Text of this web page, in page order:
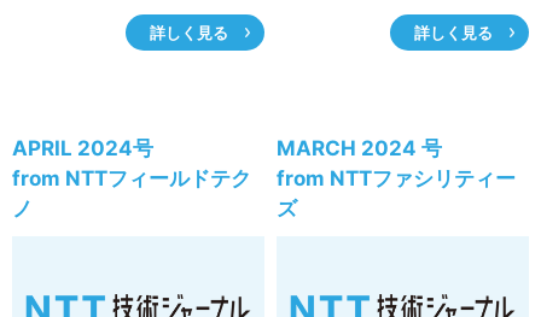
合を開催しました。世界各国
から約350名のメンバーが参加
日には、IOWN GF主催の初め
ての一般公開イベントである
FUTURESも開催し、IOWN技
術の重要性や展開について講
活動状況について報告しま
詳しく見る
タル」の取り組みを進めてき
ました。ここでは「街づくり×
や、NTTグループと連携した
将来の街づくりに向けた実証
について紹介するとともに、
IOWN（Innovative Optical
向けた取り組みについて述べ
詳しく見る
APRIL 2024号
from NTTフィールドテク
ノ
MARCH 2024 号
from NTTファシリティー
ズ